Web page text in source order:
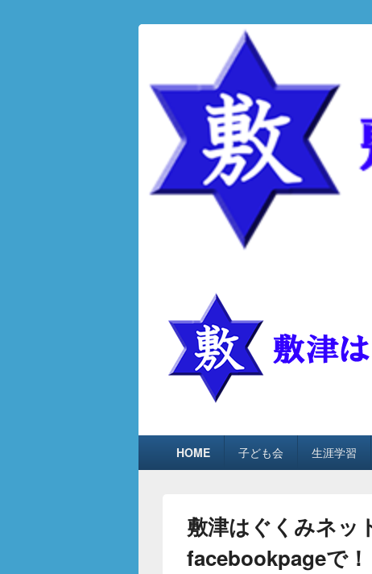
敷津はぐくみ
HOME 子ども会 生涯学習
敷津はぐくみネッ
facebookpageで！